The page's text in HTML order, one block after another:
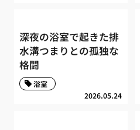
深夜の浴室で起きた排
水溝つまりとの孤独な
格闘
2026.05.24
浴室